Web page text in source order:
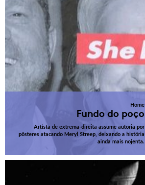
Home
Fundo do poço
Artista de extrema-direita assume autoria por
pôsteres atacando Meryl Streep, deixando a história
ainda mais nojenta.